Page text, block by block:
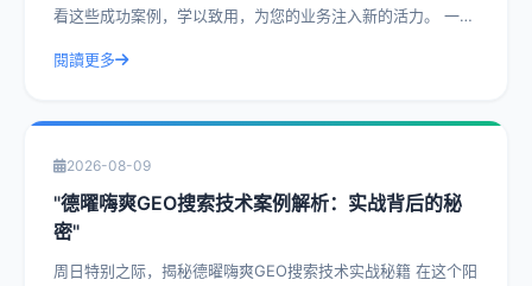
看这些成功案例，学以致用，为您的业务注入新的活力。 一、
閱讀更多
2026-08-09
"德曜嗨爽GEO搜索技术案例解析：实战背后的秘
密"
周日特别之际，揭秘德曜嗨爽GEO搜索技术实战秘籍 在这个阳